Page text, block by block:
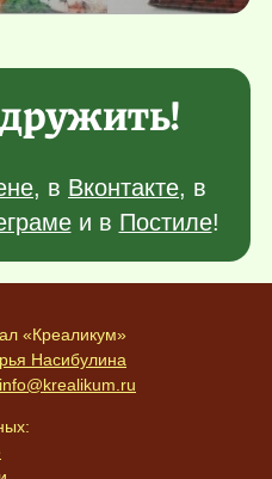
, в Вконтакте, в
и в Постиле!
«Креаликум»
Насибулина
info@krealikum.ru